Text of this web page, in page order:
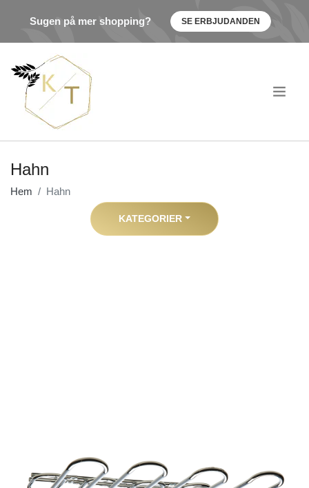
Sugen på mer shopping? SE ERBJUDANDEN
Hahn
Hem Hahn
KATEGORIER